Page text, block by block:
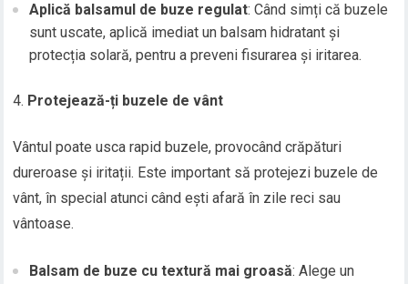
Aplică balsamul de buze regulat: Când simți că buzele
sunt uscate, aplică imediat un balsam hidratant și
protecția solară, pentru a preveni fisurarea și iritarea.
Protejează-ți buzele de vânt
Vântul poate usca rapid buzele, provocând crăpături
dureroase și iritații. Este important să protejezi buzele de
vânt, în special atunci când ești afară în zile reci sau
vântoase.
Balsam de buze cu textură mai groasă: Alege un